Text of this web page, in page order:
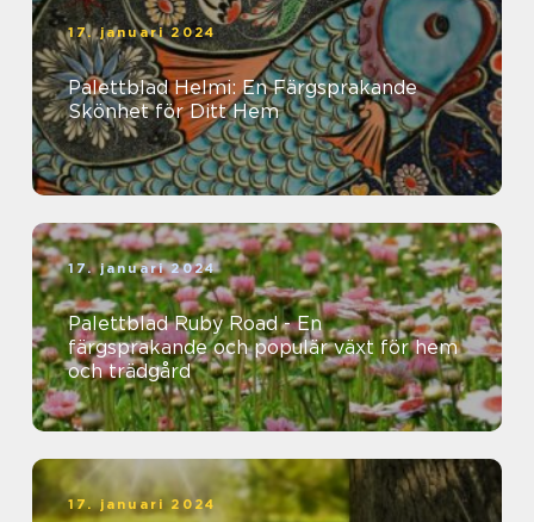
17. januari 2024
Palettblad Helmi: En Färgsprakande
Skönhet för Ditt Hem
17. januari 2024
Palettblad Ruby Road - En
färgsprakande och populär växt för hem
och trädgård
17. januari 2024